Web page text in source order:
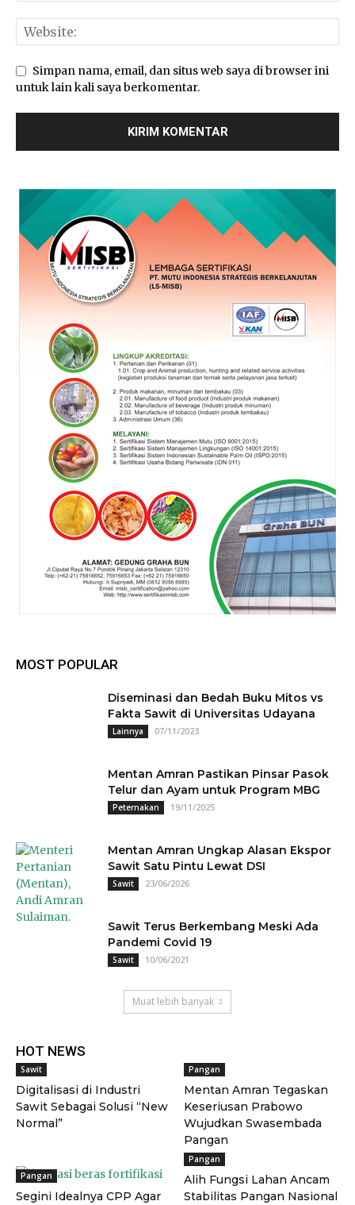
Simpan nama, email, dan situs web saya di browser ini
untuk lain kali saya berkomentar.
MOST POPULAR
Diseminasi dan Bedah Buku Mitos vs
Fakta Sawit di Universitas Udayana
Lainnya 07/11/2023
Mentan Amran Pastikan Pinsar Pasok
Telur dan Ayam untuk Program MBG
Peternakan 19/11/2025
Mentan Amran Ungkap Alasan Ekspor
Sawit Satu Pintu Lewat DSI
Sawit 23/06/2026
Sawit Terus Berkembang Meski Ada
Pandemi Covid 19
Sawit 10/06/2021
Muat lebih banyak
HOT NEWS
Sawit
Digitalisasi di Industri
Sawit Sebagai Solusi “New
Normal”
Pangan
Mentan Amran Tegaskan
Keseriusan Prabowo
Wujudkan Swasembada
Pangan
Pangan
Segini Idealnya CPP Agar
Pangan
Alih Fungsi Lahan Ancam
Stabilitas Pangan Nasional